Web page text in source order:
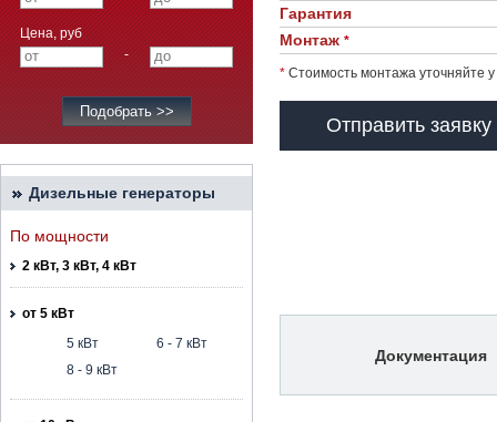
Цена, руб
-
Дизельные генераторы
По мощности
2 кВт, 3 кВт, 4 кВт
от 5 кВт
5 кВт
6 - 7 кВт
8 - 9 кВт
Гарантия
Монтаж *
* Стоимость монтажа уточняйте
Отправить
Документация